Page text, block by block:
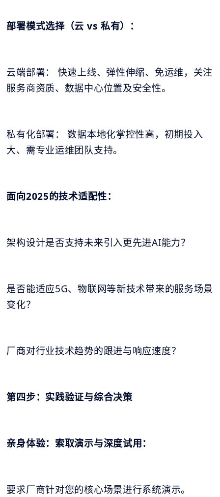
部署模式选择（云 vs 私有）：
云端部署： 快速上线、弹性伸缩、免运维，关注
服务商资质、数据中心位置及安全性。
私有化部署： 数据本地化掌控性高，初期投入
大、需专业运维团队支持。
面向2025的技术适配性：
架构设计是否支持未来引入更先进AI能力？
是否能适应5G、物联网等新技术带来的服务场景
变化？
厂商对行业技术趋势的跟进与响应速度？
第四步：实践验证与综合决策
亲身体验：索取演示与深度试用：
要求厂商针对您的核心场景进行系统演示。